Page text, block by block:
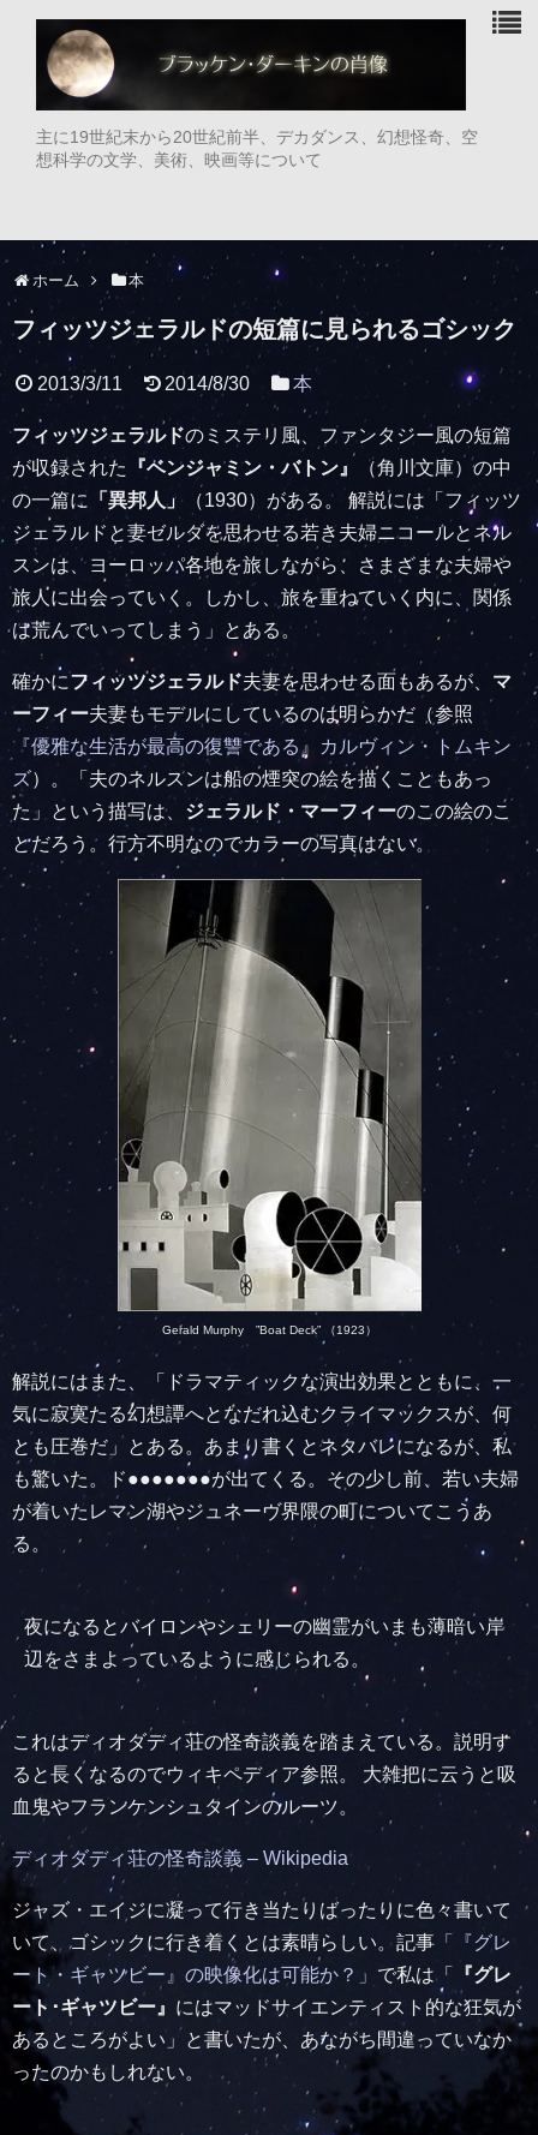
主に19世紀末から20世紀前半、デカダンス、幻想怪奇、空
想科学の文学、美術、映画等について
ホーム 本
フィッツジェラルドの短篇に見られるゴシック
2013/3/11 2014/8/30 本
フィッツジェラルドのミステリ風、ファンタジー風の短篇
が収録された
『ベンジャミン・バトン』
（角川文庫）の中
の一篇に
「異邦人」
（1930）がある。 解説には「フィッツ
ジェラルドと妻ゼルダを思わせる若き夫婦ニコールとネル
スンは、ヨーロッパ各地を旅しながら、さまざまな夫婦や
旅人に出会っていく。しかし、旅を重ねていく内に、関係
は荒んでいってしまう」とある。
確かにフィッツジェラルド夫妻を思わせる面もあるが、 マ
ーフィー夫妻もモデルにしているのは明らかだ（参照
『優雅な生活が最高の復讐である』カルヴィン・トムキン
ズ）。「夫のネルスンは船の煙突の絵を描くこともあっ
た」という描写は、 ジェラルド・マーフィーのこの絵のこ
とだろう。行方不明なのでカラーの写真はない。
Gerald Murphy ”Boat Deck” （1923）
解説にはまた、「ドラマティックな演出効果とともに、一
気に寂寞たる幻想譚へとなだれ込むクライマックスが、何
とも圧巻だ」とある。あまり書くとネタバレになるが、私
も驚いた。ド●●●●●●●が出てくる。その少し前、若い夫婦
が着いたレマン湖やジュネーヴ界隈の町についてこうあ
る。
夜になるとバイロンやシェリーの幽霊がいまも薄暗い岸
辺をさまよっているように感じられる。
これはディオダディ荘の怪奇談義を踏まえている。説明す
ると長くなるのでウィキペディア参照。 大雑把に云うと吸
血鬼やフランケンシュタインのルーツ。
ディオダディ荘の怪奇談義 – Wikipedia
ジャズ・エイジに凝って行き当たりばったりに色々書いて
いて、ゴシックに行き着くとは素晴らしい。記事 「『グレ
ート・ギャツビー』の映像化は可能か？」 で私は「
『グレ
ート･ギャツビー』 にはマッドサイエンティスト的な狂気が
あるところがよい」と書いたが、あながち間違っていなか
ったのかもしれない。